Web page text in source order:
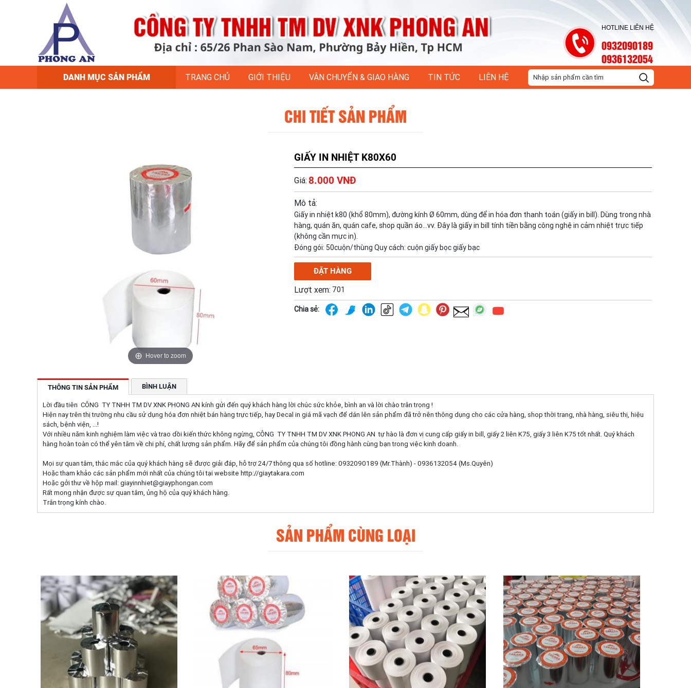
HOTLINE LIÊN HỆ
0932090189
0936132054
DANH MỤC SẢN PHẨM TRANG CHỦ GIỚI THIỆU VẬN CHUYỂN & GIAO HÀNG TIN TỨC LIÊN HỆ
CHI TIẾT SẢN PHẨM
Hover to zoom
GIẤY IN NHIỆT K80X60
Giá: 8.000 VNĐ
Mô tả:
Giấy in nhiệt k80 (khổ 80mm), đường kính Ø 60mm, dùng để in hóa đơn thanh toán (giấy in bill). Dùng trong nhà
hàng, quán ăn, quán cafe, shop quần áo...vv. Đây là giấy in bill tính tiền bằng công nghệ in cảm nhiệt trực tiếp
(không cần mực in).
Đóng gói: 50cuộn/thùng Quy cách: cuộn giấy bọc giấy bạc
ĐẶT HÀNG
Lượt xem: 701
Chia sẻ:
THÔNG TIN SẢN PHẨM BÌNH LUẬN
Lời đầu tiên CÔNG TY TNHH TM DV XNK PHONG AN kính gửi đến quý khách hàng lời chúc sức khỏe, bình an và lời chào trân trọng !
Hiện nay trên thị trường nhu cầu sử dụng hóa đơn nhiệt bán hàng trực tiếp, hay Decal in giá mã vạch để dán lên sản phẩm đã trở nên thông dụng cho các cửa hàng, shop thời trang, nhà hàng, siêu thị, hiệu
sách, bệnh viện, ...!
Với nhiều năm kinh nghiệm làm việc và trao dồi kiến thức không ngừng, CÔNG TY TNHH TM DV XNK PHONG AN tự hào là đơn vị cung cấp giấy in bill, giấy 2 liên K75, giấy 3 liên K75 tốt nhất. Quý khách
hàng hoàn toàn có thể yên tâm về chi phí, chất lượng sản phẩm. Hãy để sản phẩm của chúng tôi đồng hành cùng bạn trong việc kinh doanh.
Mọi sự quan tâm, thắc mắc của quý khách hàng sẽ được giải đáp, hỗ trợ 24/7 thông qua số hotline: 0932090189 (Mr.Thành) - 0936132054 (Ms.Quyên)
Hoặc tham khảo các sản phẩm mới nhất của chúng tôi tại website http://giaytakara.com
Hoặc gởi thư về hộp mail: giayinnhiet@giayphongan.com
Rất mong nhận được sự quan tâm, ủng hộ của quý khách hàng.
Trân trọng kính chào.
SẢN PHẨM CÙNG LOẠI